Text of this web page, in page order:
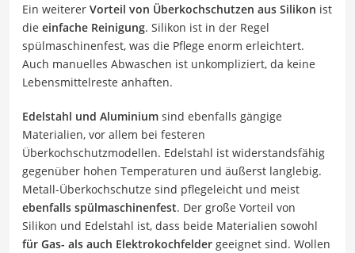
Ein weiterer Vorteil von Überkochschutzen aus Silikon ist
die einfache Reinigung. Silikon ist in der Regel
spülmaschinenfest, was die Pflege enorm erleichtert.
Auch manuelles Abwaschen ist unkompliziert, da keine
Lebensmittelreste anhaften.
Edelstahl und Aluminium sind ebenfalls gängige
Materialien, vor allem bei festeren
Überkochschutzmodellen. Edelstahl ist widerstandsfähig
gegenüber hohen Temperaturen und äußerst langlebig.
Metall-Überkochschutze sind pflegeleicht und meist
ebenfalls spülmaschinenfest. Der große Vorteil von
Silikon und Edelstahl ist, dass beide Materialien sowohl
für Gas- als auch Elektrokochfelder geeignet sind. Wollen